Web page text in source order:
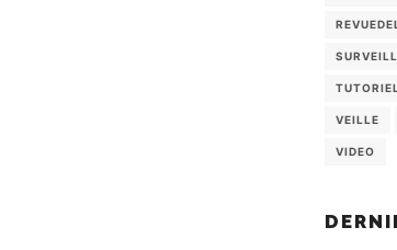
TUTORIEL
VEILLE
VIDEO